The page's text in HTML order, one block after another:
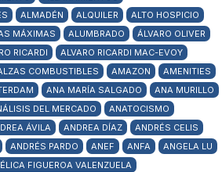
ALMADÉN ALQUILER
ALTO HOSPICIO
MÁXIMAS ALUMBRADO
ÁLVARO OLIVER
RICARDI
ALVARO RICARDI MAC-EVOY
COMBUSTIBLES AMAZON
AMENITIES
ANA MARÍA SALGADO
ANA MURILLO
DEL MERCADO
ANATOCISMO
ÁVILA ANDREA DÍAZ
ANDRÉS CELIS
ANDRÉS PARDO ANEF ANFA
ANGELA LU
FIGUEROA VALENZUELA